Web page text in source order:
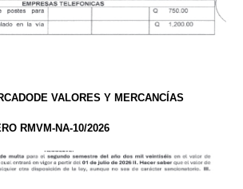
VALORES Y MERCANCÍAS
RMVM-NA-10/2026